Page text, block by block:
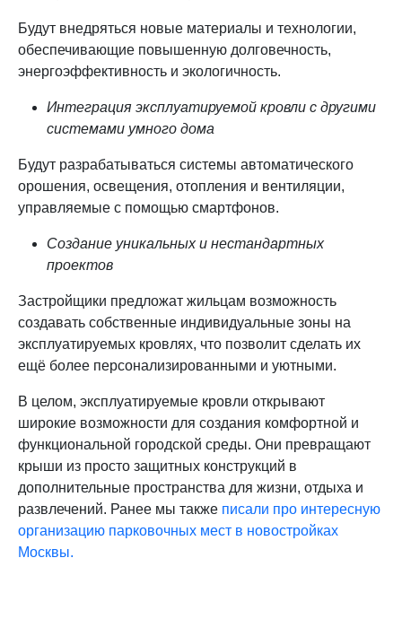
Будут внедряться новые материалы и технологии,
обеспечивающие повышенную долговечность,
энергоэффективность и экологичность.
Интеграция эксплуатируемой кровли с другими
системами умного дома
Будут разрабатываться системы автоматического
орошения, освещения, отопления и вентиляции,
управляемые с помощью смартфонов.
Создание уникальных и нестандартных
проектов
Застройщики предложат жильцам возможность
создавать собственные индивидуальные зоны на
эксплуатируемых кровлях, что позволит сделать их
ещё более персонализированными и уютными.
В целом, эксплуатируемые кровли открывают
широкие возможности для создания комфортной и
функциональной городской среды. Они превращают
крыши из просто защитных конструкций в
дополнительные пространства для жизни, отдыха и
развлечений. Ранее мы также писали про интересную
организацию парковочных мест в новостройках
Москвы.